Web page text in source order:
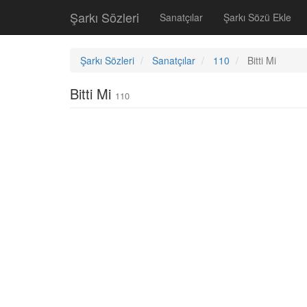
Şarkı Sözleri Sanatçılar Şarkı Sözü Ekle
Şarkı Sözleri Sanatçılar 110 Bitti Mi
Bitti Mi 110